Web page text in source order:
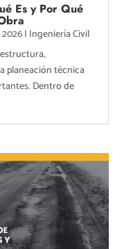
Es y Por Qué
2026| Ingeniería Civil
planeación técnica
Dentro de